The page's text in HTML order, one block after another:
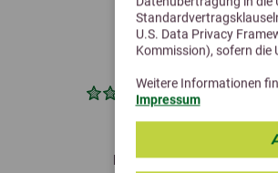
U.S. Data Privacy
Kommission), sofern die
Weitere Informationen
Impressum
4,4 (34
Agrobs Stroh
hochwertiges Futterstroh